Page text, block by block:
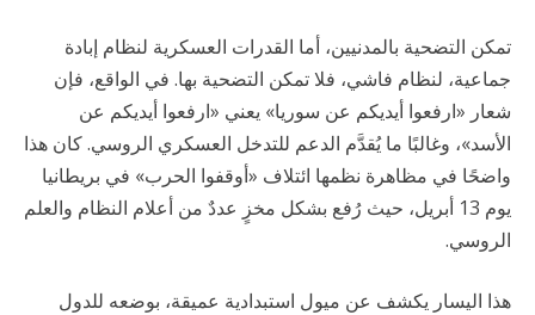
تمكن التضحية بالمدنيين، أما القدرات العسكرية لنظام إبادة
جماعية، لنظام فاشي، فلا تمكن التضحية بها. في الواقع، فإن
شعار «ارفعوا أيديكم عن سوريا» يعني «ارفعوا أيديكم عن
الأسد»، وغالبًا ما يُقدَّم الدعم للتدخل العسكري الروسي. كان هذا
واضحًا في مظاهرة نظمها ائتلاف «أوقفوا الحرب» في بريطانيا
يوم 13 أبريل، حيث رُفع بشكل مخزٍ عددٌ من أعلام النظام والعلم
الروسي.
هذا اليسار يكشف عن ميول استبدادية عميقة، بوضعه للدول